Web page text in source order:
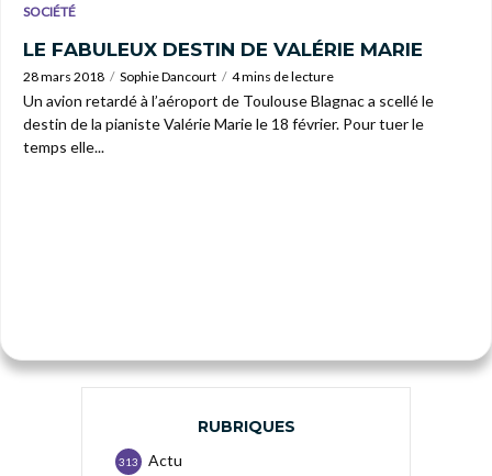
SOCIÉTÉ
LE FABULEUX DESTIN DE VALÉRIE MARIE
28 mars 2018 Sophie Dancourt 4 mins de lecture
Un avion retardé à l’aéroport de Toulouse Blagnac a scellé le
destin de la pianiste Valérie Marie le 18 février. Pour tuer le
temps elle...
RUBRIQUES
Actu
313